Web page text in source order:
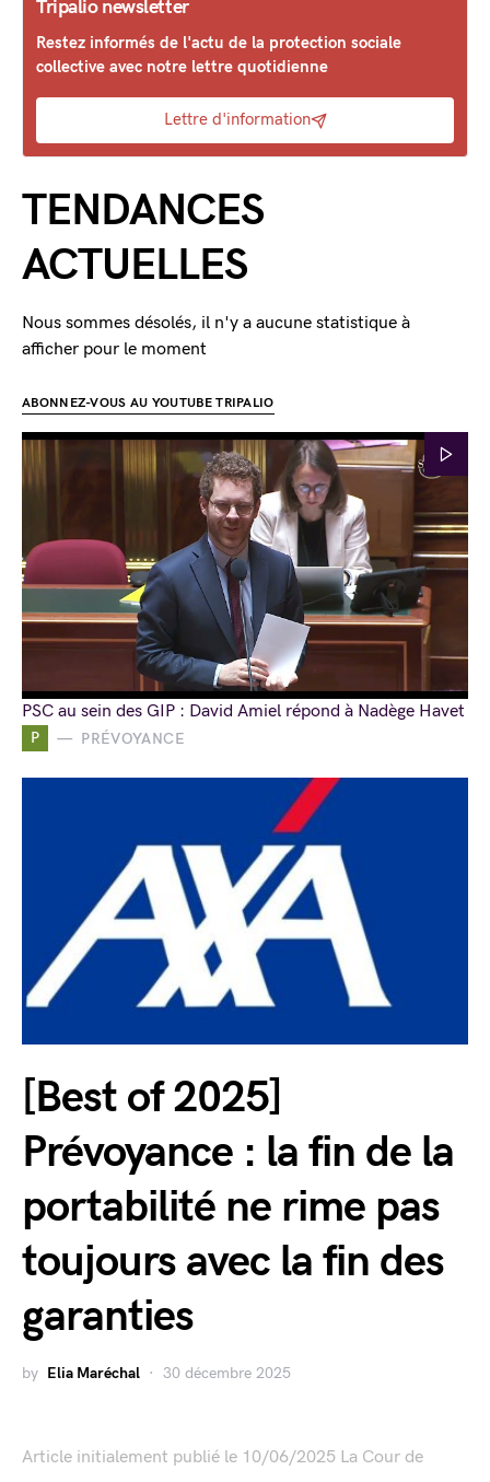
P PRÉVOYANCE
[Best of 2025]
Prévoyance : la fin de la
portabilité ne rime pas
toujours avec la fin des
garanties
by Elia Maréchal 30 décembre 2025
Article initialement publié le 10/06/2025 La Cour de
Tripalio newsletter
Restez informés de l'actu de la protection sociale
collective avec notre lettre quotidienne
Lettre d'information
TENDANCES
ACTUELLES
Nous sommes désolés, il n'y a aucune statistique à
afficher pour le moment
ABONNEZ-VOUS AU YOUTUBE TRIPALIO
PSC au sein des GIP : David Amiel répond à Nadège Havet